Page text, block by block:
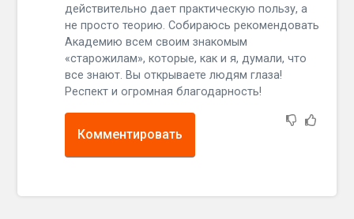
действительно дает практическую пользу, а
не просто теорию. Собираюсь рекомендовать
Академию всем своим знакомым
«старожилам», которые, как и я, думали, что
все знают. Вы открываете людям глаза!
Респект и огромная благодарность!
Комментировать